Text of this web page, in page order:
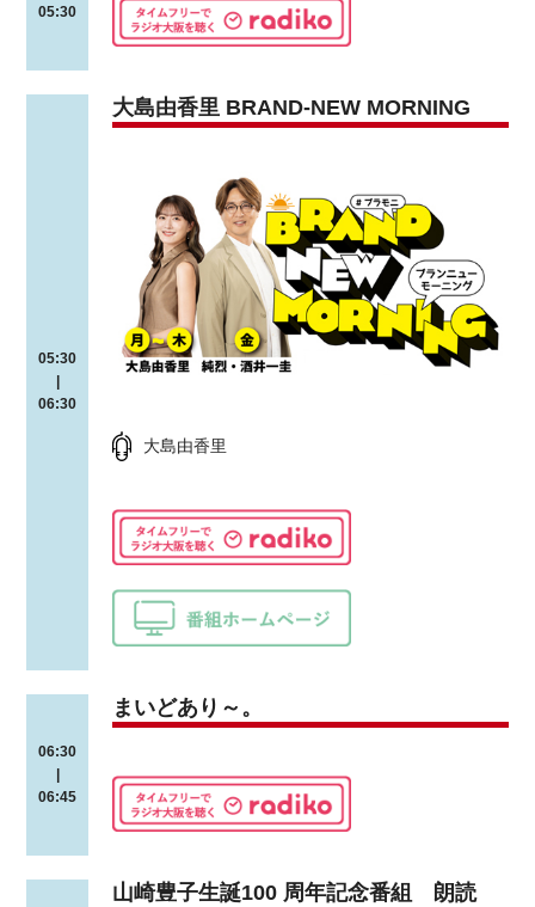
05:30
05:30
06:30
大島由香里 BRAND-NEW MORNING
大島由香里
06:30
06:45
まいどあり～。
山崎豊子生誕100 周年記念番組 朗読